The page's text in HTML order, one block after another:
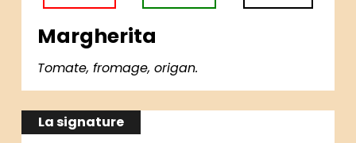
Margherita
Tomate, fromage, origan.
La signature